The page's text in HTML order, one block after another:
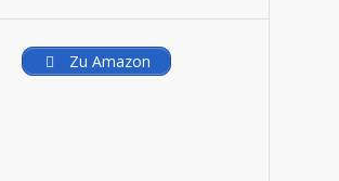
Zu Amazon